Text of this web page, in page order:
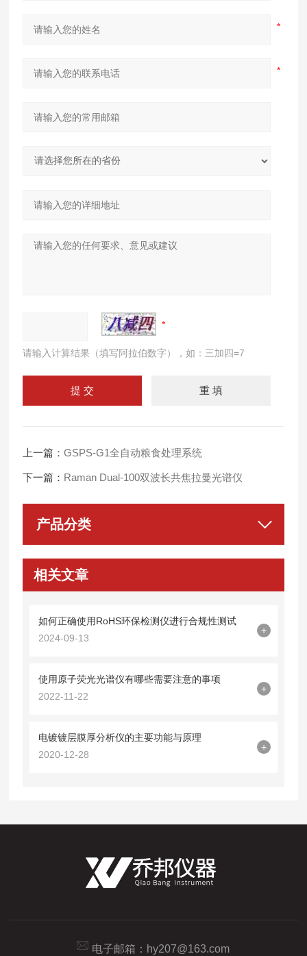
请输入计算结果（填写阿拉伯数字），如：三加四=7
上一篇：GSPS-G1全自动粮食处理系统
下一篇： Raman Dual-100双波长共焦拉曼光谱仪
产品分类
相关文章
如何正确使用RoHS环保检测仪进行合规性测试
2024-09-13
+
使用原子荧光光谱仪有哪些需要注意的事项
2022-11-22
+
电镀镀层膜厚分析仪的主要功能与原理
2020-12-28
+
电子邮箱： hy207@163.com